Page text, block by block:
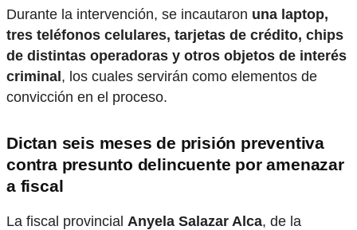
Durante la intervención, se incautaron una laptop,
tres teléfonos celulares, tarjetas de crédito, chips
de distintas operadoras y otros objetos de interés
criminal, los cuales servirán como elementos de
convicción en el proceso.
Dictan seis meses de prisión preventiva
contra presunto delincuente por amenazar
a fiscal
La fiscal provincial Anyela Salazar Alca, de la